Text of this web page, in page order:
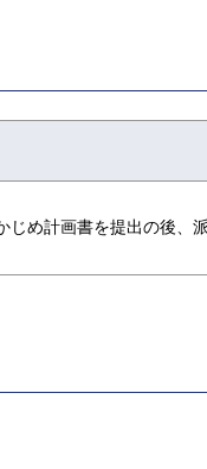
め計画書を提出の後、